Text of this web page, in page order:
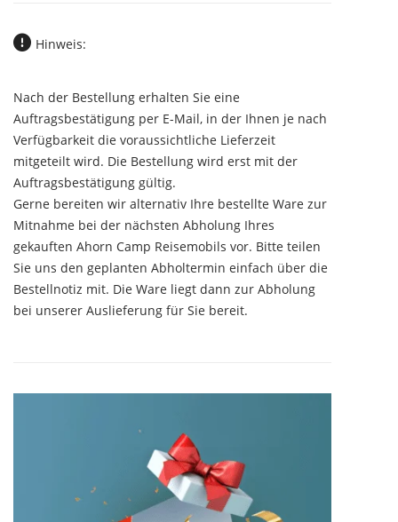
Hinweis:
Nach der Bestellung erhalten Sie eine
Auftragsbestätigung per E-Mail, in der Ihnen je nach
Verfügbarkeit die voraussichtliche Lieferzeit
mitgeteilt wird. Die Bestellung wird erst mit der
Auftragsbestätigung gültig.
Gerne bereiten wir alternativ Ihre bestellte Ware zur
Mitnahme bei der nächsten Abholung Ihres
gekauften Ahorn Camp Reisemobils vor. Bitte teilen
Sie uns den geplanten Abholtermin einfach über die
Bestellnotiz mit. Die Ware liegt dann zur Abholung
bei unserer Auslieferung für Sie bereit.